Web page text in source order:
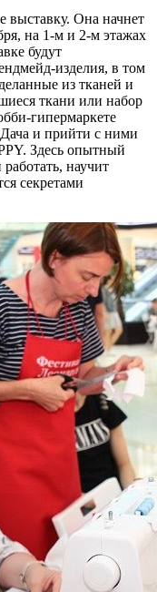
выставку. Она начнет
на 1-м и 2-м этажах
будут
изделия, в том
из тканей и
ткани или набор
гипермаркете
и прийти с ними
Здесь опытный
научит
секретами